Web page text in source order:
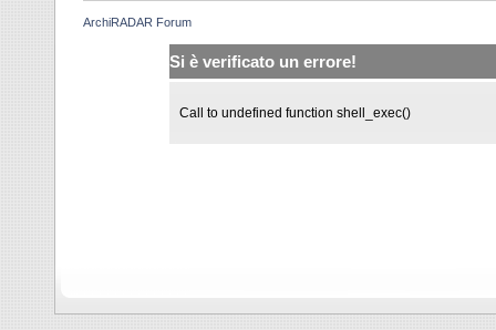
ArchiRADAR Forum
Si è verificato un errore!
Call to undefined function shell_exec()